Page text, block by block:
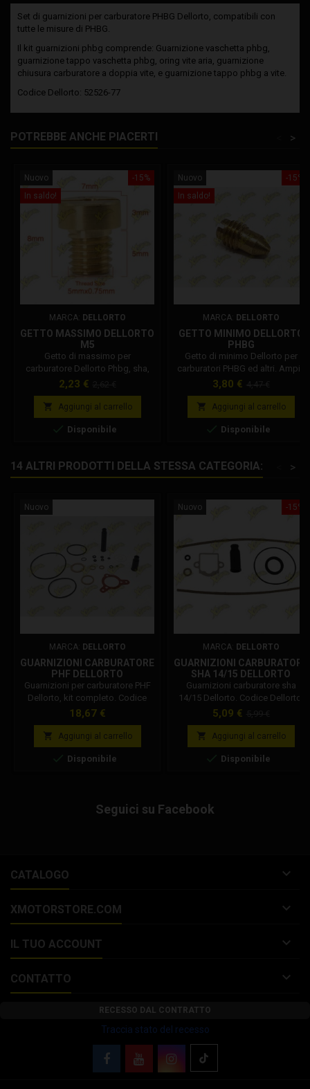
Set di guarnizioni per carburatore PHBG Dellorto, compatibili con
tutte le misure di PHBG.
Il kit guarnizioni phbg comprende: Guarnizione vaschetta phbg,
guarnizione tappo vaschetta phbg, oring vite aria, guarnizione
chiusura carburatore a doppia vite, e guarnizione tappo phbg a vite.
Codice Dellorto: 52526-77
POTREBBE ANCHE PIACERTI >
-15%
Nuovo
In saldo!
MARCA: DELLORTO
GETTO MASSIMO DELLORTO
M5
Getto di massimo per
carburatore Dellorto Phbg, sha,
phbd, phbh, shb. Getto originale
3mm diametro 7mm, lunghezza
totale 8mm diametro filetto 5mm.
Codice Dellorto: 1486x02
Prezzo
2,23 €
base
 Aggiungi al carrello
 Disponibile
-15%
Nuovo
In saldo!
MARCA: DELLORTO
GETTO MINIMO DELLORTO
PHBG
Getto di minimo Dellorto per
carburatori PHBG ed altri. Ampia
gamma di getti di minimoto
desiderata da 30 a 70. Codice
Dellorto: 1488x02
Prezzo
3,80 €
base
 Aggiungi al carrello
 Disponibile
14 ALTRI PRODOTTI DELLA STESSA CATEGORIA: >
Nuovo
MARCA: DELLORTO
GUARNIZIONI CARBURATORE
PHF DELLORTO
Guarnizioni per carburatore PHF
Dellorto, kit completo. Codice
Dellorto: 52547.77
Prezzo
18,67 €
 Aggiungi al carrello
 Disponibile
-15%
Nuovo
MARCA: DELLORTO
GUARNIZIONI CARBURATORE
SHA 14/15 DELLORTO
5253300 77
Guarnizioni carburatore sha
14/15 Dellorto. Codice Dellorto:
5253300 77 Guarnizioni per
15 (es. 12.10, 12.12, 13.13, 15.15).
Utilizzo: Revisione carburatore
sha.
Prezzo
5,09 €
base
 Aggiungi al carrello
 Disponibile
Seguici su Facebook
CATALOGO 
XMOTORSTORE.COM 
IL TUO ACCOUNT 
CONTATTO 
RECESSO DAL CONTRATTO
Traccia stato del recesso